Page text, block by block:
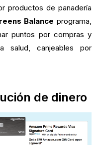
productos de panadería
Balance programa,
puntos por compras y
salud, canjeables por
de dinero